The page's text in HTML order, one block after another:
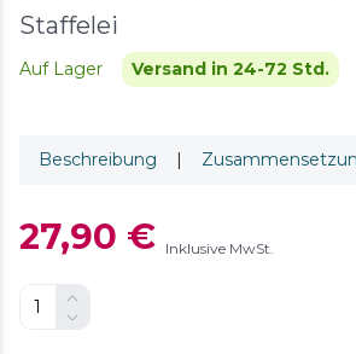
Staffelei
Auf Lager Versand in 24-72 Std.
Beschreibung |
27,90 € Inklusive MwSt.